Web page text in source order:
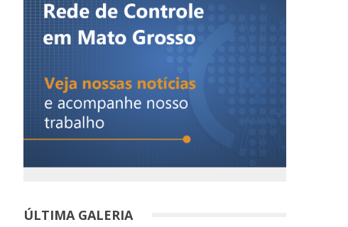
ÚLTIMA GALERIA